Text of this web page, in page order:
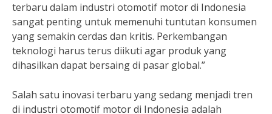
terbaru dalam industri otomotif motor di Indonesia
sangat penting untuk memenuhi tuntutan konsumen
yang semakin cerdas dan kritis. Perkembangan
teknologi harus terus diikuti agar produk yang
dihasilkan dapat bersaing di pasar global.”
Salah satu inovasi terbaru yang sedang menjadi tren
di industri otomotif motor di Indonesia adalah